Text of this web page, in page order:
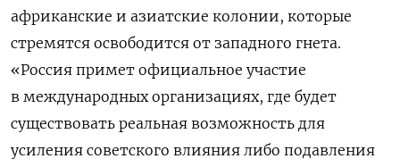
африканские и азиатские колонии, которые
стремятся освободится от западного гнета.
«Россия примет официальное участие
в международных организациях, где будет
существовать реальная возможность для
усиления советского влияния либо подавления